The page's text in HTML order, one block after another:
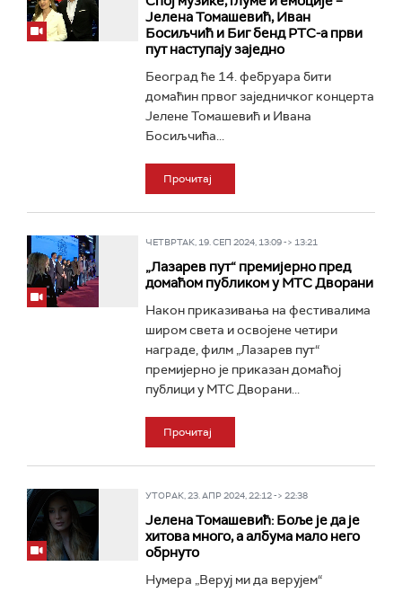
Јелена Томашевић, Иван
Босиљчић и Биг бенд РТС-а први
пут наступају заједно
Београд ће 14. фебруара бити
домаћин првог заједничког концерта
Јелене Томашевић и Ивана
Босиљчића...
Прочитај
ЧЕТВРТАК, 19. СЕП 2024, 13:09 -> 13:21
„Лазарев пут“ премијерно пред
домаћом публиком у МТС Дворани
Након приказивања на фестивалима
широм света и освојене четири
награде, филм „Лазарев пут“
премијерно је приказан домаћој
публици у МТС Дворани...
Прочитај
УТОРАК, 23. АПР 2024, 22:12 -> 22:38
Јелена Томашевић: Боље је да је
хитова много, а албума мало него
обрнуто
Нумера „Веруј ми да верујем“